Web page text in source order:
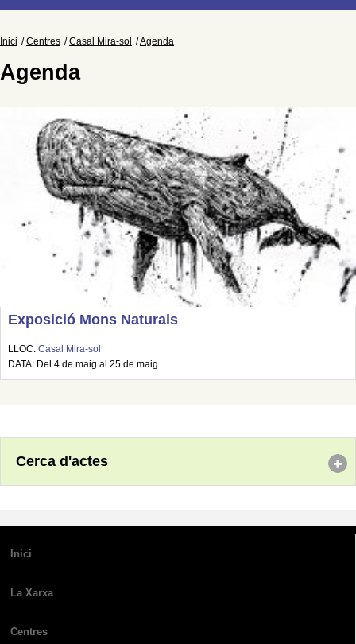
Inici Centres Casal Mira-sol Agenda
Agenda
Exposició Mons Naturals
LLOC: Casal Mira-sol
DATA: Del 4 de maig al 25 de maig
Cerca d'actes
Inici
La Xarxa
Centres